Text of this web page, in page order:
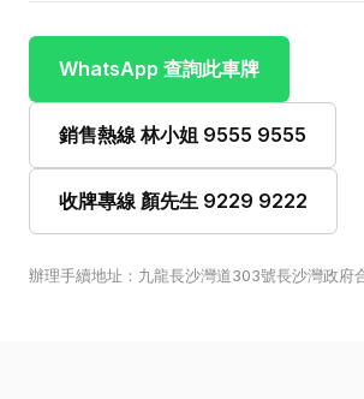
WhatsApp 查詢此車牌
銷售熱線 林小姐 9555 9555
收牌專線 顏先生 9229 9222
辦理手續地址：九龍長沙灣道303號長沙灣政府